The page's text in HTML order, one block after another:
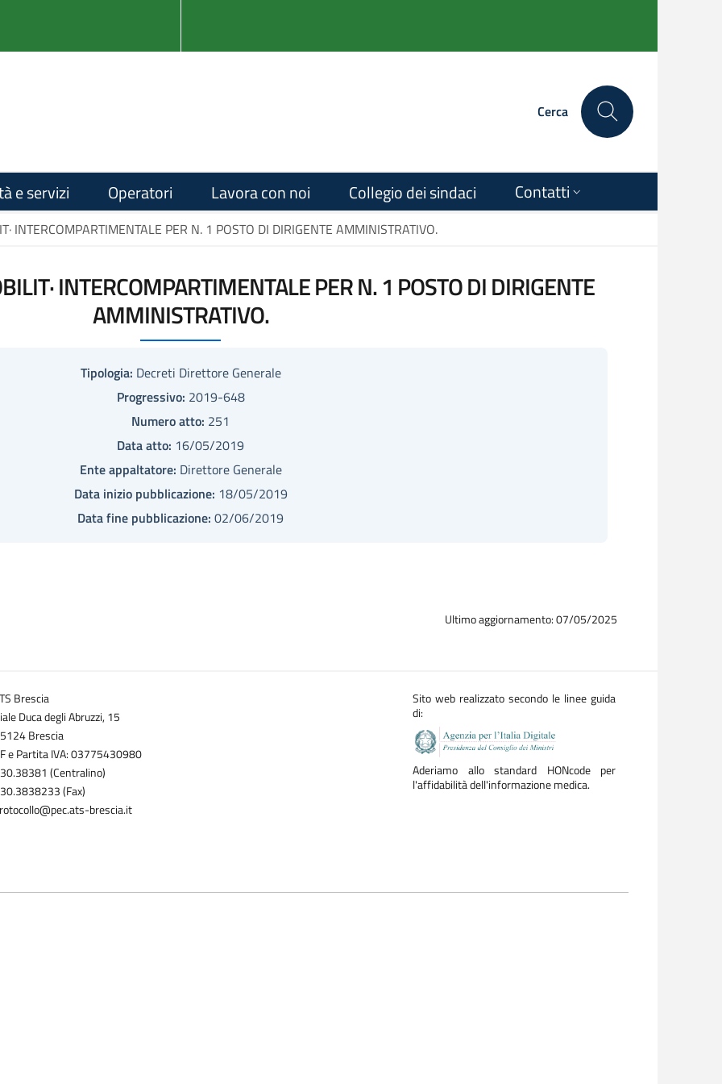
Cerca
e servizi Operatori Lavora con noi Collegio dei sindaci Contatti
INTERCOMPARTIMENTALE PER N. 1 POSTO DI DIRIGENTE AMMINISTRATIVO.
INTERCOMPARTIMENTALE PER N. 1 POSTO DI DIRIGENTE
AMMINISTRATIVO.
Tipologia: Decreti Direttore Generale
Progressivo: 2019-648
Numero atto: 251
Data atto: 16/05/2019
Ente appaltatore: Direttore Generale
Data inizio pubblicazione: 18/05/2019
Data fine pubblicazione: 02/06/2019
Ultimo aggiornamento: 07/05/2025
Brescia
Duca degli Abruzzi, 15
Brescia
e Partita IVA: 03775430980
(Centralino)
(Fax)
brescia.it
Sito web realizzato secondo le linee guida
di:
Aderiamo allo standard HONcode per
l'affidabilità dell'informazione medica.